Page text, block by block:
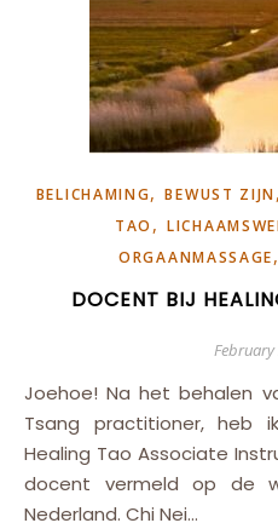
BELICHAMING,BEWUST ZIJN
TAO ,
ORGAANMASSAGE
DOCENT BIJ
Joehoe! Na het behalen van mijn certificaat Chi Nei
Tsang practitioner, heb
Healing Tao Associate
docent vermeld op de
Nederland. Chi Nei…